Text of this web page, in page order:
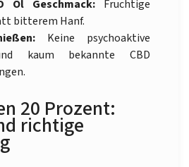
Öl Geschmack: Fruchtige
bitterem Hanf.
Keine psychoaktive
kaum bekannte CBD
20 Prozent:
richtige